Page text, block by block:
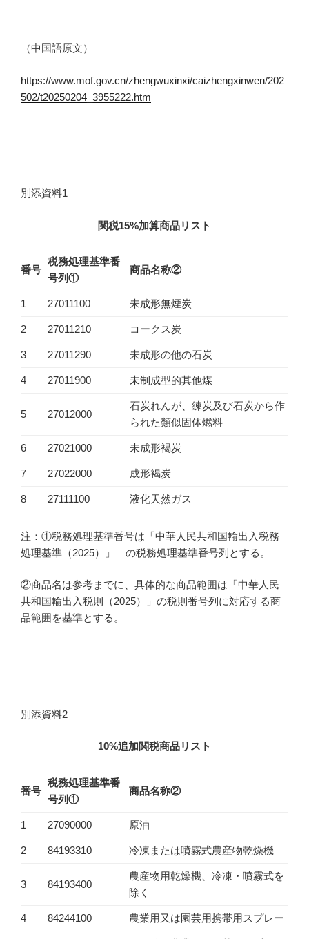
（中国語原文）
https://www.mof.gov.cn/zhengwuxinxi/caizhengxinwen/202
502/t20250204_3955222.htm
別添資料1
関税15%加算商品リスト
番号
税務処理基準番
号列①
商品名称②
1 27011100 未成形無煙炭
2 27011210 コークス炭
3 27011290 未成形の他の石炭
4 27011900 未制成型的其他煤
5 27012000
石炭れんが、練炭及び石炭から作
られた類似固体燃料
6 27021000 未成形褐炭
7 27022000 成形褐炭
8 27111100 液化天然ガス
注：①税務処理基準番号は「中華人民共和国輸出入税務
処理基準（2025）」 の税務処理基準番号列とする。
②商品名は参考までに、具体的な商品範囲は「中華人民
共和国輸出入税則（2025）」の税則番号列に対応する商
品範囲を基準とする。
別添資料2
10%追加関税商品リスト
番号
税務処理基準番
号列①
商品名称②
1 27090000 原油
2 84193310 冷凍または噴霧式農産物乾燥機
3 84193400
農産物用乾燥機、冷凍・噴霧式を
除く
4 84244100 農業用又は園芸用携帯用スプレー